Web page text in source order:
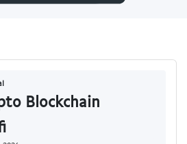
Blockchain